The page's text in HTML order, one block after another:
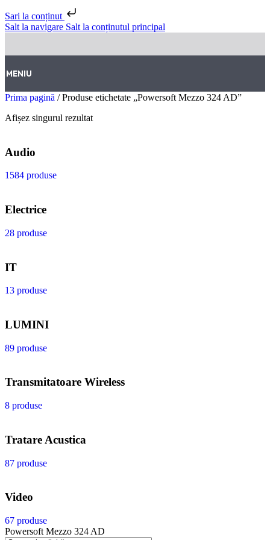
Sari la conținut
Salt la navigare Salt la conținutul principal
MENIU
Prima pagină / Produse etichetate „Powersoft Mezzo 324 AD”
Afișez singurul rezultat
Audio
1584 produse
Electrice
28 produse
IT
13 produse
LUMINI
89 produse
Transmitatoare Wireless
8 produse
Tratare Acustica
87 produse
Video
67 produse
Powersoft Mezzo 324 AD